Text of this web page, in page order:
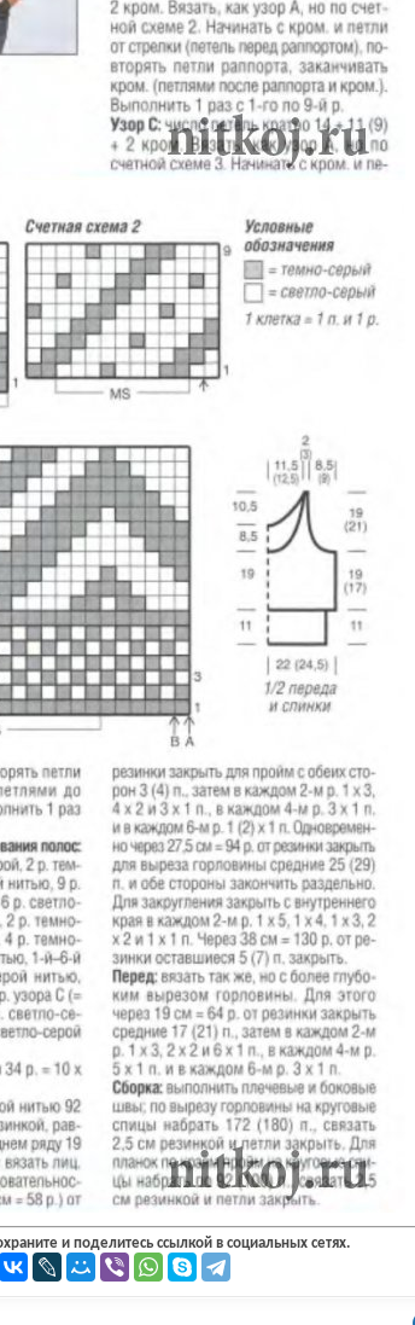
и поделитесь ссылкой в социальных сетях.